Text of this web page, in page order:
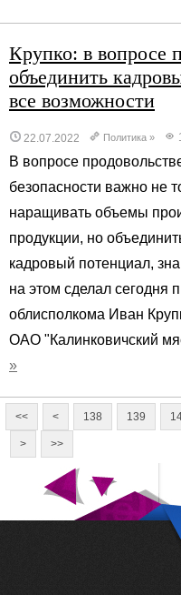
Крупко: в вопросе
объединить
все возможности
22.07.2022 Политика »
В вопросе
безопасности важно не
наращивать объемы
продукции, но
кадровый потенциал,
на этом сделал сегодня
облисполкома Иван
ОАО "Калинковичский
»
<< < 138 139
> >>